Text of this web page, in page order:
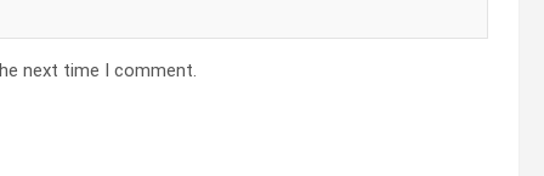
next time I comment.